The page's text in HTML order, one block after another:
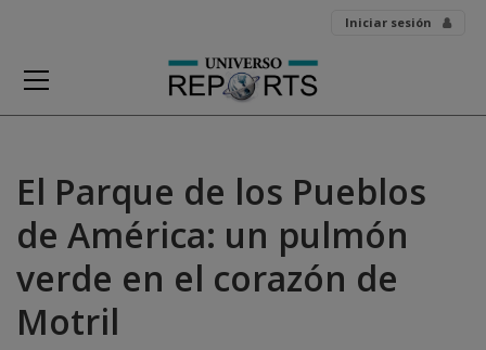
Iniciar sesión
El Parque de los Pueblos
de América: un pulmón
verde en el corazón de
Motril